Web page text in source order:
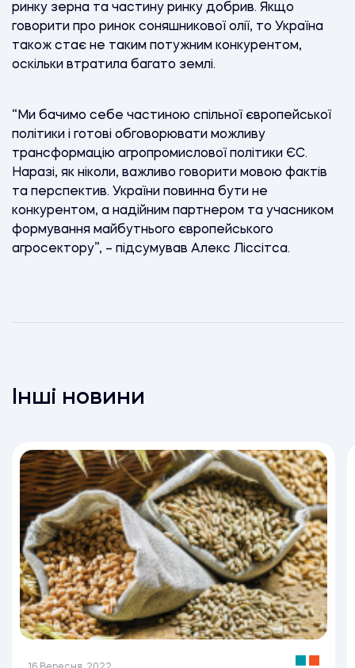
ринку зерна та частину ринку добрив. Якщо
говорити про ринок соняшникової олії, то Україна
також стає не таким потужним конкурентом,
оскільки втратила багато землі.
“Ми бачимо себе частиною спільної європейської
політики і готові обговорювати можливу
трансформацію агропромислової політики ЄС.
Наразі, як ніколи, важливо говорити мовою фактів
та перспектив. України повинна бути не
конкурентом, а надійним партнером та учасником
формування майбутнього європейського
агросектору”, – підсумував Алекс Ліссітса.
Інші новини